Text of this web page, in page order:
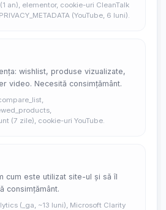
an), elementor, cookie-uri CleanTalk
(YouTube, 6 luni).
wishlist, produse vizualizate,
video. Necesită consimțământ.
(7 zile), cookie-uri YouTube.
cum este utilizat site-ul și să îl
consimțământ.
(_ga, ~13 luni), Microsoft Clarity